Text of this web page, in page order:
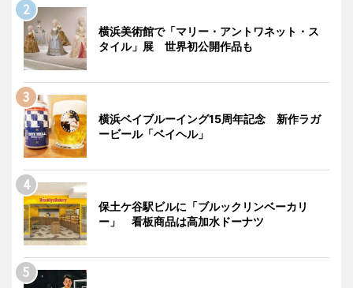
横浜美術館で「マリー・アントワネット・ス
タイル」展 世界初公開作品も
横浜ベイブルーイング15周年記念 新作ラガ
ービール「ベイヘル」
保土ケ谷駅ビルに「ブルックリンベーカリ
ー」 看板商品は高加水ドーナツ